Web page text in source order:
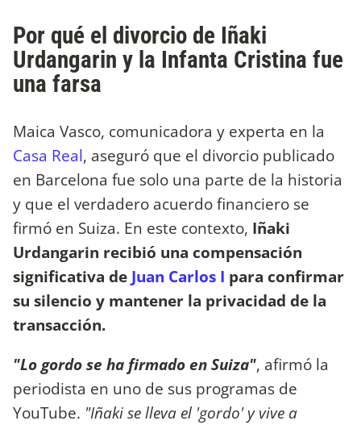
Por qué el divorcio de Iñaki
Urdangarin y la Infanta Cristina fue
una farsa
Maica Vasco, comunicadora y experta en la
Casa Real, aseguró que el divorcio publicado
en Barcelona fue solo una parte de la historia
y que el verdadero acuerdo financiero se
firmó en Suiza. En este contexto, Iñaki
Urdangarin recibió una compensación
significativa de Juan Carlos I para confirmar
su silencio y mantener la privacidad de la
transacción.
"Lo gordo se ha firmado en Suiza", afirmó la
periodista en uno de sus programas de
YouTube. "Iñaki se lleva el 'gordo' y vive a